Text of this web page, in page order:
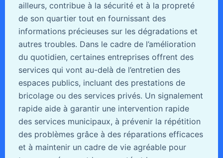
ailleurs, contribue à la sécurité et à la propreté
de son quartier tout en fournissant des
informations précieuses sur les dégradations et
autres troubles. Dans le cadre de l’amélioration
du quotidien, certaines entreprises offrent des
services qui vont au-delà de l’entretien des
espaces publics, incluant des prestations de
bricolage ou des services privés. Un signalement
rapide aide à garantir une intervention rapide
des services municipaux, à prévenir la répétition
des problèmes grâce à des réparations efficaces
et à maintenir un cadre de vie agréable pour